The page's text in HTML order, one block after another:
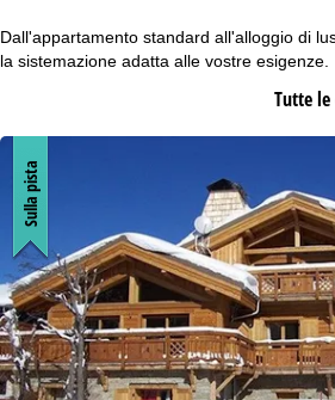
Dall'appartamento standard all'alloggio di
la sistemazione adatta alle vostre esigenze.
Tutte
Sulla pista